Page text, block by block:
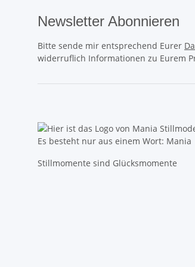
Newsletter Abonnieren
Bitte sende mir entsprechend Eurer
widerruflich Informationen zu Eurem
Stillmomente sind Glücksmomente